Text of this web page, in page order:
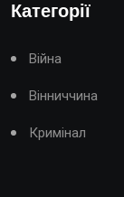
Категорії
Війна
Вінниччина
Кримінал